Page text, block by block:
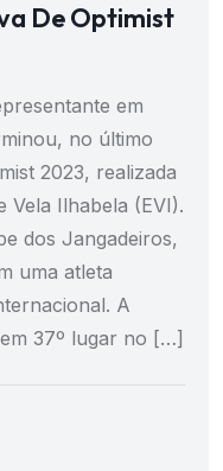
De Optimist
em
no último
2023, realizada
Vela Ilhabela (EVI).
dos Jangadeiros,
uma atleta
A
37º lugar no […]